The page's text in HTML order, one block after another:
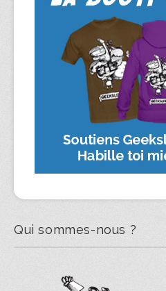
Qui sommes-nous ?